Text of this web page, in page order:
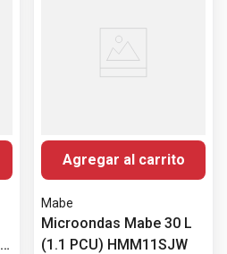
Agregar al carrito
Mabe
Microondas Mabe 30 L
(1.1 PCU) HMM11SJW